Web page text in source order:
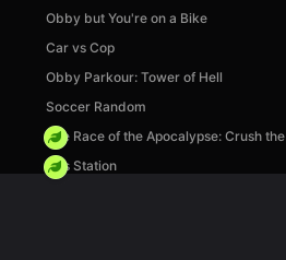
Obby but You're on a Bike
Car vs Cop
Obby Parkour: Tower of Hell
Soccer Random
The Race of the Apocalypse: Crush
Gas Station